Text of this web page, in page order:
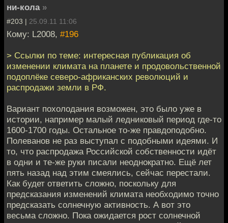
ни-кола »
#203 | 25.09.11 11:06
Кому: L2008, #196
> Ссылки по теме: интересная публикация об
изменении климата на планете и продовольственной
подоплёке северо-африканских революций и
распродажи земли в РФ.
Вариант похолодания возможен, это было уже в
истории, например малый ледниковый период где-то
1600-1700 годы. Остальное то-же правдоподобно.
Полеванов не раз выступал с подобными идеями. И
то, что распродажа Российской собственности идёт
в одни и те-же руки писали неоднократно. Ещё лет
пять назад над этим смеялись, сейчас перестали.
Как будет ответить сложно, поскольку для
предсказания изменений климата необходимо точно
предсказать солнечную активность. А вот это
весьма сложно. Пока ожидается рост солнечной